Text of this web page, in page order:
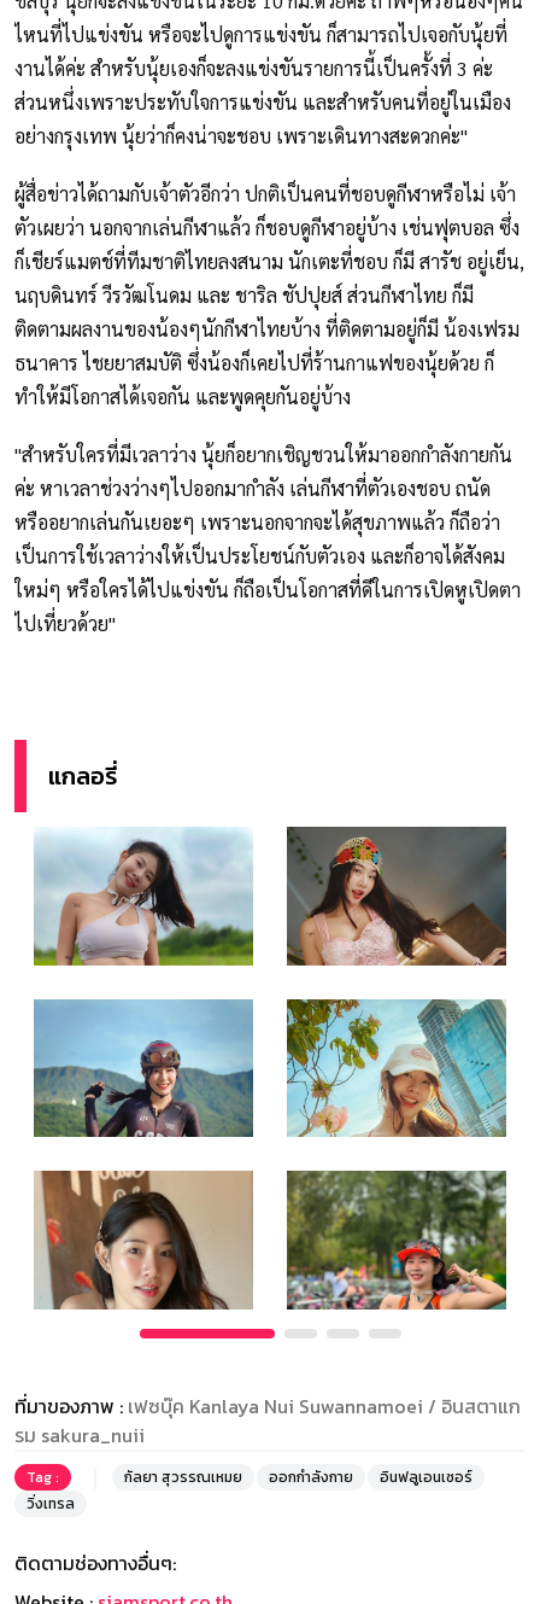
ไหนที่ไปแข่งขัน หรือจะไปดูการแข่งขัน ก็สามารถไปเจอกับนุ้ยที่
งานได้ค่ะ สำหรับนุ้ยเองก็จะลงแข่งขันรายการนี้เป็นครั้งที่ 3 ค่ะ
ส่วนหนึ่งเพราะประทับใจการแข่งขัน และสำหรับคนที่อยู่ในเมือง
อย่างกรุงเทพ นุ้ยว่าก็คงน่าจะชอบ เพราะเดินทางสะดวกค่ะ"
ผู้สื่อข่าวได้ถามกับเจ้าตัวอีกว่า ปกติเป็นคนที่ชอบดูกีฬาหรือไม่ เจ้า
ตัวเผยว่า นอกจากเล่นกีฬาแล้ว ก็ชอบดูกีฬาอยู่บ้าง เช่นฟุตบอล ซึ่ง
ก็เชียร์แมตช์ที่ทีมชาติไทยลงสนาม นักเตะที่ชอบ ก็มี สารัช อยู่เย็น,
นฤบดินทร์ วีรวัฒโนดม และ ชาริล ชัปปุยส์ ส่วนกีฬาไทย ก็มี
ติดตามผลงานของน้องๆนักกีฬาไทยบ้าง ที่ติดตามอยู่ก็มี น้องเฟรม
ธนาคาร ไชยยาสมบัติ ซึ่งน้องก็เคยไปที่ร้านกาแฟของนุ้ยด้วย ก็
ทำให้มีโอกาสได้เจอกัน และพูดคุยกันอยู่บ้าง
"สำหรับใครที่มีเวลาว่าง นุ้ยก็อยากเชิญชวนให้มาออกกำลังกายกัน
ค่ะ หาเวลาช่วงว่างๆไปออกมากำลัง เล่นกีฬาที่ตัวเองชอบ ถนัด
หรืออยากเล่นกันเยอะๆ เพราะนอกจากจะได้สุขภาพแล้ว ก็ถือว่า
เป็นการใช้เวลาว่างให้เป็นประโยชน์กับตัวเอง และก็อาจได้สังคม
ใหม่ๆ หรือใครได้ไปแข่งขัน ก็ถือเป็นโอกาสที่ดีในการเปิดหูเปิดตา
ไปเที่ยวด้วย"
แกลอรี่
ที่มาของภาพ : เฟซบุ๊ค Kanlaya Nui Suwannamoei / อินสตาแก
รม sakura_nuii
Tag : กัลยา สุวรรณเหมย ออกกำลังกาย
อินฟลูเอนเซอร์
วิ่งเทรล
ติดตามช่องทางอื่นๆ: